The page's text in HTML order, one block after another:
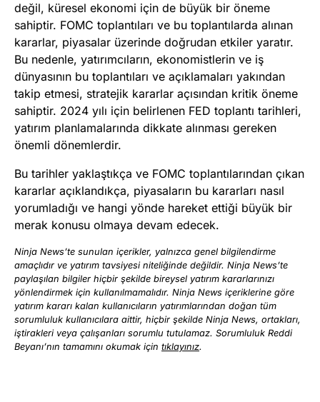
değil, küresel ekonomi için de büyük bir öneme
sahiptir. FOMC toplantıları ve bu toplantılarda alınan
kararlar, piyasalar üzerinde doğrudan etkiler yaratır.
Bu nedenle, yatırımcıların, ekonomistlerin ve iş
dünyasının bu toplantıları ve açıklamaları yakından
takip etmesi, stratejik kararlar açısından kritik öneme
sahiptir. 2024 yılı için belirlenen FED toplantı tarihleri,
yatırım planlamalarında dikkate alınması gereken
önemli dönemlerdir.
Bu tarihler yaklaştıkça ve FOMC toplantılarından çıkan
kararlar açıklandıkça, piyasaların bu kararları nasıl
yorumladığı ve hangi yönde hareket ettiği büyük bir
merak konusu olmaya devam edecek.
Ninja News’te sunulan içerikler, yalnızca genel bilgilendirme
amaçlıdır ve yatırım tavsiyesi niteliğinde değildir. Ninja News’te
paylaşılan bilgiler hiçbir şekilde bireysel yatırım kararlarınızı
yönlendirmek için kullanılmamalıdır. Ninja News içeriklerine göre
yatırım kararı kalan kullanıcıların yatırımlarından doğan tüm
sorumluluk kullanıcılara aittir, hiçbir şekilde Ninja News, ortakları,
iştirakleri veya çalışanları sorumlu tutulamaz. Sorumluluk Reddi
Beyanı’nın tamamını okumak için tıklayınız.